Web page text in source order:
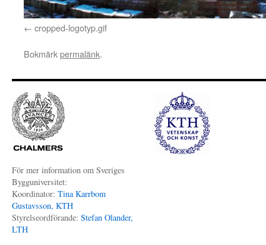
cropped-logotyp.gif
Bokmärkpermalänk.
För mer information om Sveriges
Bygguniversitet:
Koordinator: Tina Karrbom
Gustavsson, KTH
Styrelseordförande: Stefan Olander,
LTH